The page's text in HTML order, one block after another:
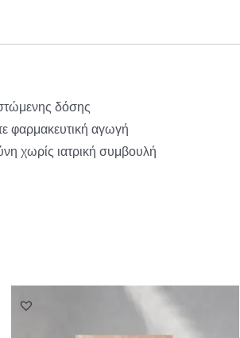
δόσης
φαρμακευτική αγωγή
χωρίς ιατρική συμβουλή